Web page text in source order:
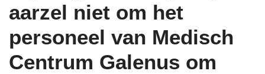
aarzel niet om het
personeel van Medisch
Centrum Galenus om